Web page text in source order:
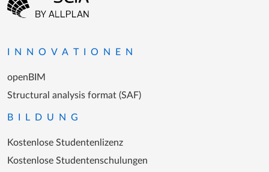
INNOVATIONEN
openBIM
Structural analysis format (SAF)
BILDUNG
Kostenlose Studentenlizenz
Kostenlose Studentenschulungen